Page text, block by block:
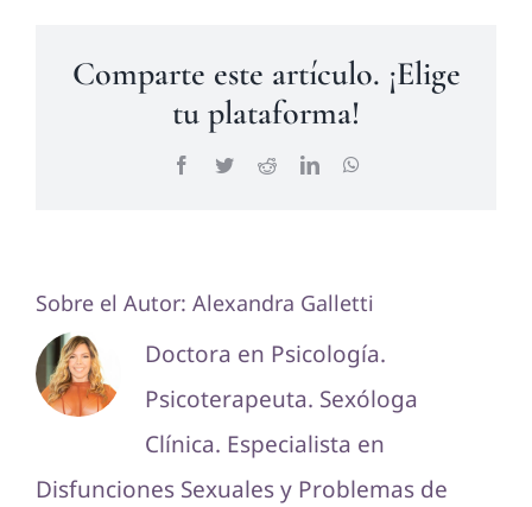
Comparte este artículo. ¡Elige
tu plataforma!
Facebook
TwitterRedditLinkedIn
Sobre el Autor: Alexandra Galletti
Doctora en Psicología.
Psicoterapeuta. Sexóloga
Clínica. Especialista en
Disfunciones Sexuales y Problemas de